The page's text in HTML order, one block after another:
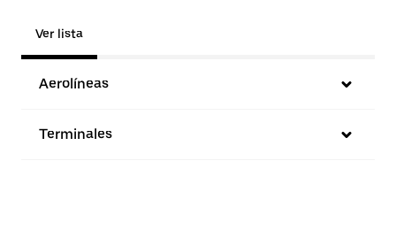
Ver lista
Aerolíneas
Terminales